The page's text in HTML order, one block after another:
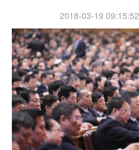
2018-03-19 09:15:52